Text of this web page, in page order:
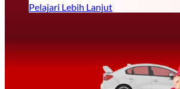
Pelajari Lebih Lanjut